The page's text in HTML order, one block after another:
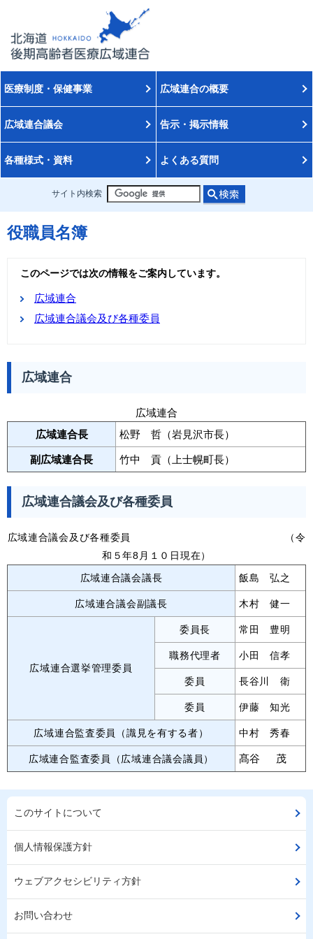
医療制度・保健事業 広域連合の概要
広域連合議会 告示・掲示情報
各種様式・資料 よくある質問
サイト内検索
役職員名簿
このページでは次の情報をご案内しています。
広域連合
広域連合議会及び各種委員
広域連合
広域連合
広域連合長
松野 哲（岩見沢市長）
副広域連合長 竹中 貢（上士幌町長）
広域連合議会及び各種委員
広域連合議会及び各種委員 （令
和５年8月１０日現在）
広域連合議会議長
飯島 弘之
広域連合議会副議長 木村 健一
広域連合選挙管理委員
委員長 常田 豊明
職務代理者 小田 信孝
委員 長谷川 衛
委員 伊藤 知光
広域連合監査委員（識見を有する者） 中村 秀春
広域連合監査委員（広域連合議会議員） 髙谷 茂
このサイトについて
個人情報保護方針
ウェブアクセシビリティ方針
お問い合わせ